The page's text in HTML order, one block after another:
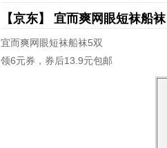
【京东】 宜而爽网眼短袜船袜
宜而爽网眼短袜船袜5双
领6元券，券后13.9元包邮